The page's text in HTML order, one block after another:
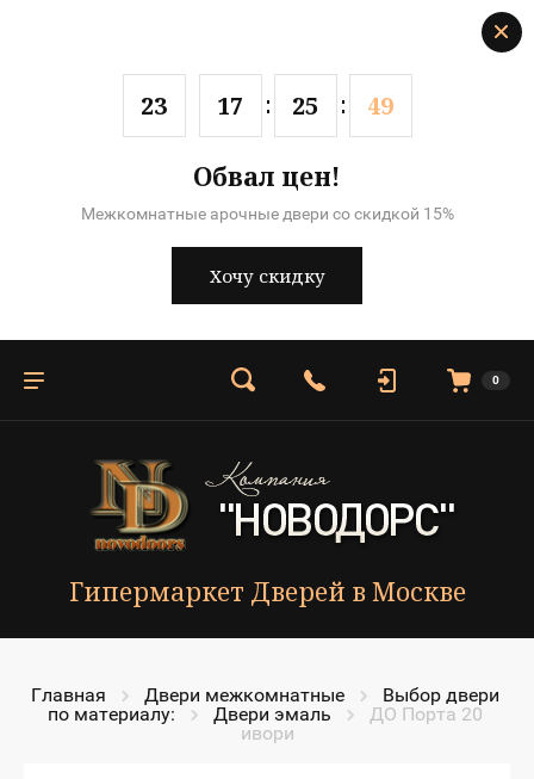
23 17 25 49
Обвал цен!
Межкомнатные арочные двери со скидкой 15%
Хочу скидку
0
Гипермаркет Дверей в Москве
Главная Двери межкомнатные
Выбор двери
по материалу:
Двери эмаль
ДО Порта 20
ивори